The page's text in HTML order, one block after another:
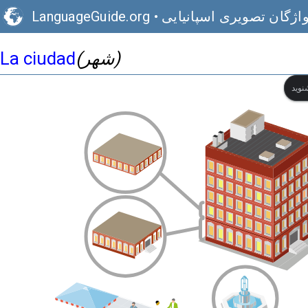
LanguageGuide.org • تصویری اسپانیایی
La ciudad (شهر)